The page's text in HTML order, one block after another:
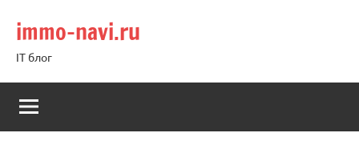
содержимому
immo-navi.ru
IT блог